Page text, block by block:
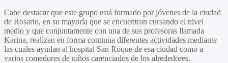
Cabe destacar que este grupo está formado por jóvenes de la ciudad
de Rosario, en su mayoría que se encuentran cursando el nivel
medio y que conjuntamente con una de sus profesoras llamada
Karina, realizan en forma continua diferentes actividades mediante
las cuales ayudan al hospital San Roque de esa ciudad como a
varios comedores de niños carenciados de los alrededores.